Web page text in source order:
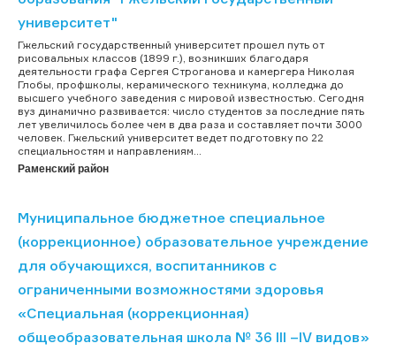
университет"
Гжельский государственный университет прошел путь от
рисовальных классов (1899 г.), возникших благодаря
деятельности графа Сергея Строганова и камергера Николая
Глобы, профшколы, керамического техникума, колледжа до
высшего учебного заведения с мировой известностью. Сегодня
вуз динамично развивается: число студентов за последние пять
лет увеличилось более чем в два раза и составляет почти 3000
человек. Гжельский университет ведет подготовку по 22
специальностям и направлениям...
Раменский район
Муниципальное бюджетное специальное
(коррекционное) образовательное учреждение
для обучающихся, воспитанников с
ограниченными возможностями здоровья
«Специальная (коррекционная)
общеобразовательная школа № 36 III –IV видов»